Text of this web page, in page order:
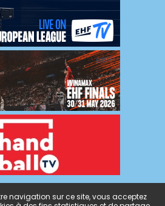
navigation sur ce site, vous acceptez